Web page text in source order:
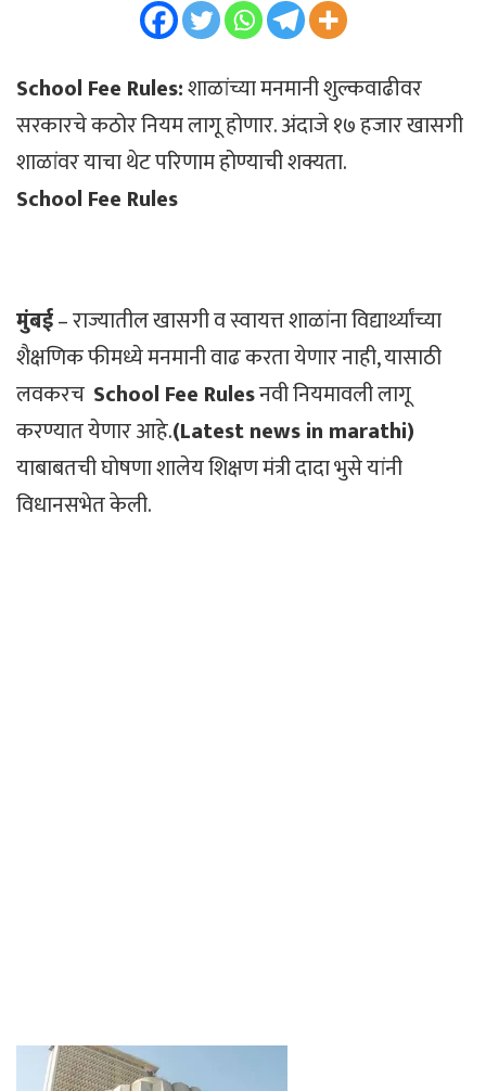
School Fee Rules:शाळांच्या मनमानी शुल्कवाढीवर
सरकारचे कठोर नियम लागू होणार. अंदाजे १७ हजार खासगी
शाळांवर याचा थेट परिणाम होण्याची शक्यता.
School Fee Rules
मुंबई– राज्यातील खासगी व स्वायत्त शाळांना विद्यार्थ्यांच्या
शैक्षणिक फीमध्ये मनमानी वाढ करता येणार नाही, यासाठी
लवकरच School Fee Rulesनवी नियमावली लागू
करण्यात येणार आहे.(Latest news in marathi)
याबाबतची घोषणा शालेय शिक्षण मंत्री दादा भुसे यांनी
विधानसभेत केली.